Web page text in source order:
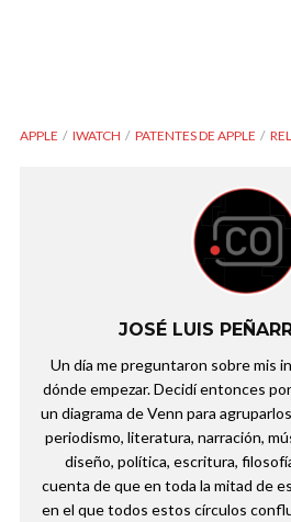
APPLE IWATCH PATENTES DE APPLE
JOSÉ LUIS
Un día me preguntaron sobre mis
dónde empezar. Decidí entonces
un diagrama de Venn para
periodismo, literatura, narración,
diseño, política, escritura,
cuenta de que en toda la mitad de
en el que todos estos círculos